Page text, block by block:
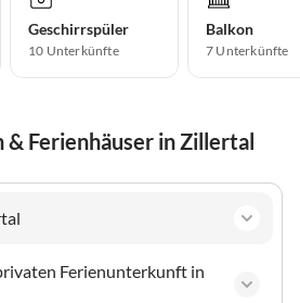
Geschirrspüler
10 Unterkünfte
Balkon
7 Unterkünfte
& Ferienhäuser in Zillertal
Ferienunterkunft in